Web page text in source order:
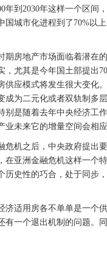
年到2030年这样一个区间
国城市化进程到了70%以
房地产市场面临着潜在
，尤其是今年国土部提出
供应模式将发生很大变化
成为二元化或者双轨制多
别是随着去年中央经济工
业未来它的增量空间会相
机之后，中央政府提出
在亚洲金融危机这样一个
历史性的巧合，处于同步
适用房各不单单是一个
有一个退出机制的问题。